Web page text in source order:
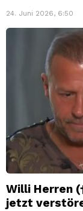
24. Juni 2026, 6:50
Willi Herren
jetzt